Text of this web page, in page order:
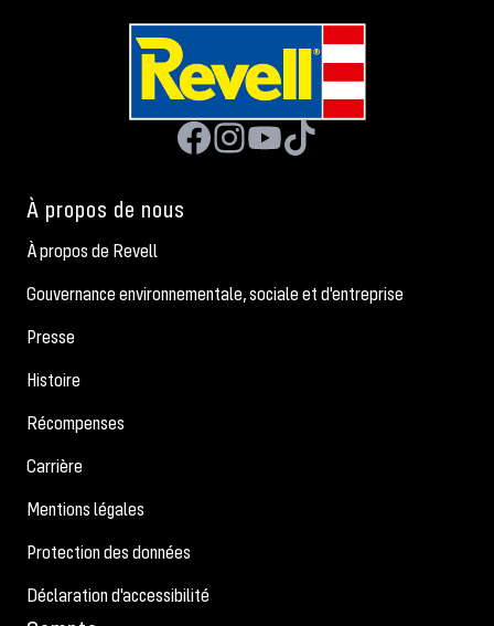
À propos de nous
À propos de Revell
Gouvernance environnementale, sociale et d'entreprise
Presse
Histoire
Récompenses
Carrière
Mentions légales
Protection des données
Déclaration d'accessibilité